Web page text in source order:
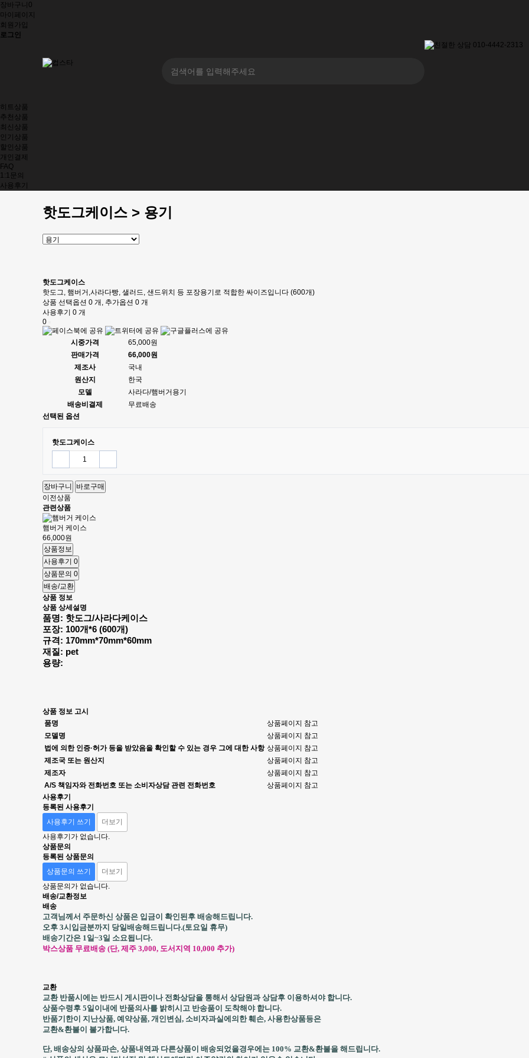
장바구니 0
마이페이지
회원가입
로그인
히트상품
추천상품
최신상품
인기상품
할인상품
개인결제
FAQ
1:1문의
사용후기
핫도그케이스 > 용기
핫도그케이스
핫도그, 햄버거,사라다빵, 샐러드, 샌드위치 등 포장용기로 적합한 싸이즈입니다 (600개)
상품 선택옵션 0 개, 추가옵션 0 개
사용후기 0 개
0
시중가격
65,000원
판매가격
66,000원
제조사
국내
원산지
한국
모델
사라다/햄버거용기
배송비결제
무료배송
선택된 옵션
핫도그케이스
장바구니
바로구매
이전상품
관련상품
햄버거 케이스
66,000원
상품정보
사용후기 0
상품문의 0
배송/교환
상품 정보
상품 상세설명
품명: 핫도그/사라다케이스
포장: 100개*6 (600개)
규격: 170mm*70mm*60mm
재질: pet
용량:
상품 정보 고시
품명
상품페이지 참고
모델명
상품페이지 참고
법에 의한 인증·허가 등을 받았음을 확인할 수 있는 경우 그에 대한 사항 상품페이지 참고
제조국 또는 원산지
상품페이지 참고
제조자
상품페이지 참고
A/S 책임자와 전화번호 또는 소비자상담 관련 전화번호
상품페이지 참고
사용후기
등록된 사용후기
사용후기 쓰기
더보기
사용후기가 없습니다.
상품문의
등록된 상품문의
상품문의 쓰기
더보기
상품문의가 없습니다.
배송/교환정보
배송
고객님께서 주문하신 상품은 입금이 확인된후 배송해드립니다.
오후 3시입금분까지 당일배송해드립니다.(토요일 휴무)
배송기간은 1일~3일 소요됩니다.
박스상품 무료배송 (단, 제주 3,000, 도서지역 10,000 추가)
교환
교환 반품시에는 반드시 게시판이나 전화상담을 통해서 상담원과 상담후 이용하셔야 합니다.
상품수령후 5일이내에 반품의사를 밝히시고 반송품이 도착해야 합니다.
반품기한이 지난상품, 예약상품, 개인변심, 소비자과실에의한 훼손, 사용한상품등은
교환&환불이 불가합니다.
단, 배송상의 상품파손, 상품내역과 다른상품이 배송되었을경우에는 100% 교환&환불을 해드립니다.